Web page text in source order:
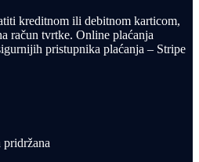
kreditnom ili debitnom karticom,
račun tvrtke. Online plaćanja
pristupnika plaćanja – Stripe